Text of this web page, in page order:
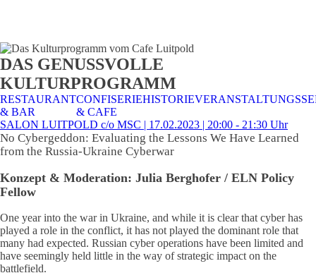
CAFE &
RESTAURANT
TISCHRESERVIERUNG
& KARTE
TISCHRESERVIERUNG
& SPEISEKARTE
DAS GENUSSVOLLE
KULTURPROGRAMM
RESTAURANT
& BAR
CONFISERIE
& CAFE
HISTORIE
SALON LUITPOLD c/o MSC | 17.02.2023 | 20:00 - 21:30 Uhr
No Cybergeddon: Evaluating the Lessons We Have Learned
from the Russia-Ukraine Cyberwar
Konzept & Moderation: Julia Berghofer / ELN Policy
Fellow
One year into the war in Ukraine, and while it is clear that cyber has
played a role in the conflict, it has not played the dominant role that
many had expected. Russian cyber operations have been limited and
have seemingly held little in the way of strategic impact on the
battlefield.